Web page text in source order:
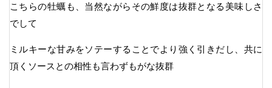
こちらの牡蠣も、当然ながらその鮮度は抜群となる美味しさ
でして
ミルキーな甘みをソテーすることでより強く引きだし、共に
頂くソースとの相性も言わずもがな抜群